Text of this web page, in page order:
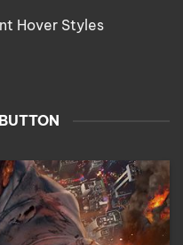
Hover Styles